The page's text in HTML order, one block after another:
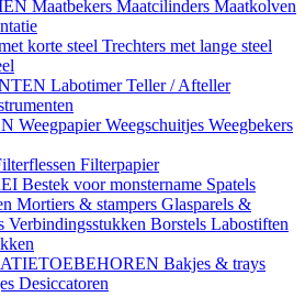
Maatbekers Maatcilinders Maatkolven
korte steel Trechters met lange steel
LabotimerTeller / Afteller
WeegpapierWeegschuitjes Weegbekers
Filterpapier
Bestek voor monstername Spatels
Mortiers & stampers Glasparels &
Verbindingsstukken Borstels Labostiften
Bakjes & trays
Desiccatoren